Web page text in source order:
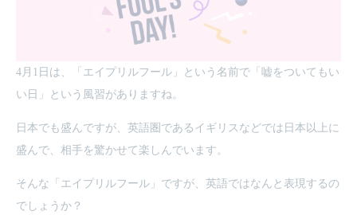
4月1日は、「エイプリルフール」という名前で「嘘をついてもい
い日」という風習がありますね。
日本でも盛んですが、英語圏であるイギリスなどでは日本以上に
盛んで、相手を驚かせて楽しんでいます。
そんな「エイプリルフール」ですが、英語ではなんと表現するの
でしょうか？